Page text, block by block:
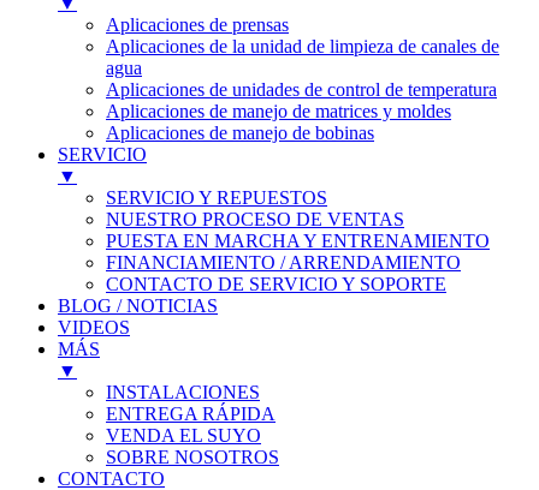
Aplicaciones de prensas
Aplicaciones de la unidad de limpieza de canales de
agua
Aplicaciones de unidades de control de temperatura
Aplicaciones de manejo de matrices y moldes
Aplicaciones de manejo de bobinas
SERVICIO
▼
SERVICIO Y REPUESTOS
NUESTRO PROCESO DE VENTAS
PUESTA EN MARCHA Y ENTRENAMIENTO
FINANCIAMIENTO / ARRENDAMIENTO
CONTACTO DE SERVICIO Y SOPORTE
BLOG / NOTICIAS
VIDEOS
MÁS
▼
INSTALACIONES
ENTREGA RÁPIDA
VENDA EL SUYO
SOBRE NOSOTROS
CONTACTO